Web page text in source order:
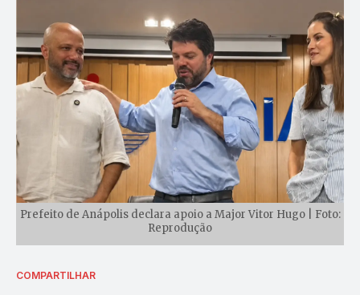
Prefeito de Anápolis declara apoio a Major Vitor Hugo | Foto:
Reprodução
COMPARTILHAR